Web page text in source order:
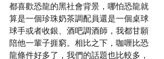
都喜歡恐龍的黑社會背景，哪怕恐龍就
算是一個珍珠奶茶調配員還是一個桌球
球手或者收銀、酒吧調酒師，我都甘願
陪他一輩子捱窮。相比之下，咖喱比恐
龍條件好多了，我們的話題也比較多，